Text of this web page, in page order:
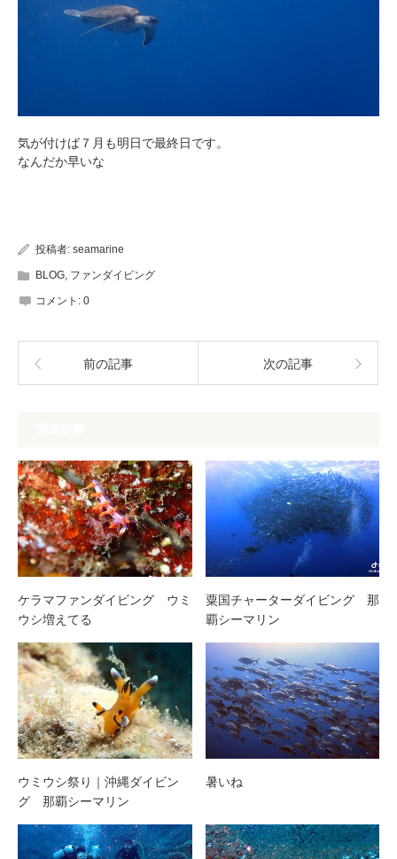
気が付けば７月も明日で最終日です。
なんだか早いな
投稿者: seamarine
BLOG, ファンダイビング
コメント: 0
前の記事 次の記事
ケラマファンダイビング ウミ
ウシ増えてる
粟国チャーターダイビング 那
覇シーマリン
ウミウシ祭り｜沖縄ダイビン
グ 那覇シーマリン
暑いね